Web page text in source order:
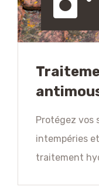
Protégez vos
intempéries
traitement